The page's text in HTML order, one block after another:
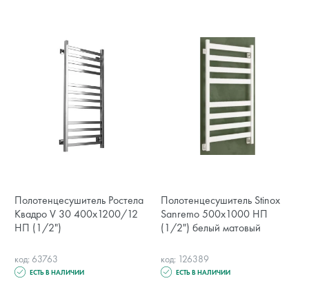
Полотенцесушитель Ростела
Квадро V 30 400x1200/12
НП (1/2")
код: 63763
ЕСТЬ В НАЛИЧИИ
Полотенцесушитель Stinox
Sanremo 500x1000 НП
(1/2") белый матовый
код: 126389
ЕСТЬ В НАЛИЧИИ